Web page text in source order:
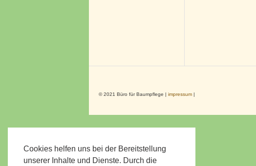
Cookies helfen uns bei der Bereitstellung
unserer Inhalte und Dienste. Durch die
© 2021 Büro für Baumpflege | impressum |